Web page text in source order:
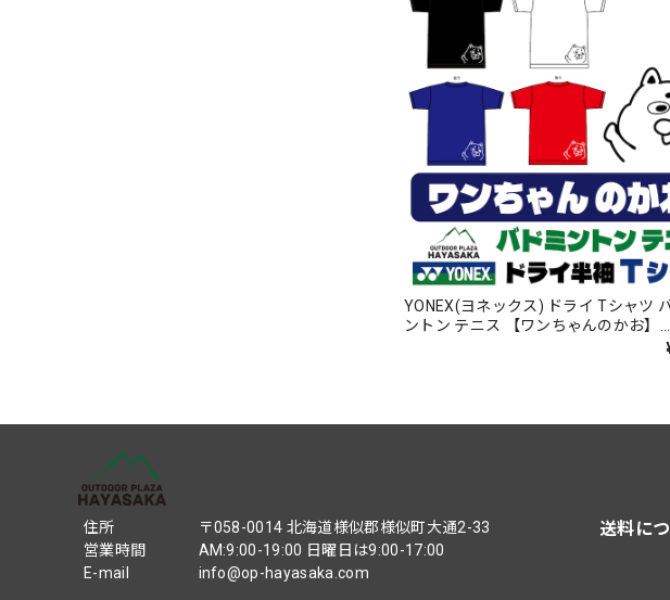
YONEX(ヨネックス) ドライ Tシャツ
ントン テニス 【ワンちゃんのかお】
住所
〒058-0014 北海道様似郡様似町大通2-33
営業時間
AM:9:00-19:00 日曜日は9:00-17:00
E-mail
info@op-hayasaka.com
送料に